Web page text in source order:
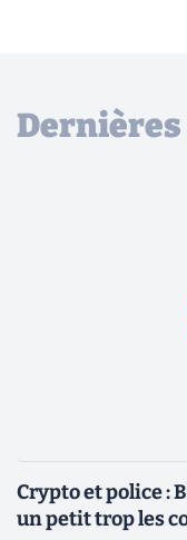
Crypto et police :
un petit trop les